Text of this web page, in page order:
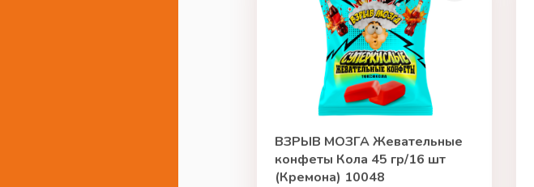
ВЗРЫВ МОЗГА Жевательные
конфеты Кола 45 гр/16 шт
(Кремона) 10048